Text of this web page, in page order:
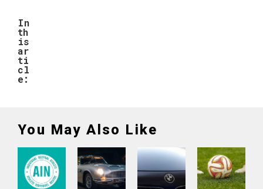
In
th
is
ar
ti
cl
e:
You May Also Like